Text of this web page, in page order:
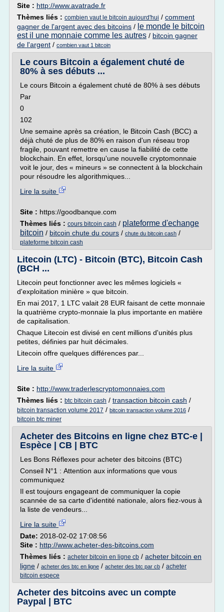
Site : http://www.avatrade.fr
Thèmes liés : combien vaut le bitcoin aujourd'hui / comment
gagner de l'argent avec des bitcoins / le monde le bitcoin
est il une monnaie comme les autres / bitcoin gagner
de l'argent / combien vaut 1 bitcoin
Le cours Bitcoin a également chuté de
80% à ses débuts ...
Le cours Bitcoin a également chuté de 80% à ses débuts
Par
0
102
Une semaine après sa création, le Bitcoin Cash (BCC) a
déjà chuté de plus de 80% en raison d'un réseau trop
fragile, pouvant remettre en cause la fiabilité de cette
blockchain. En effet, lorsqu'une nouvelle cryptomonnaie
voit le jour, des « mineurs » se connectent à la blockchain
pour résoudre les algorithmiques...
Lire la suite
Site : https://goodbanque.com
Thèmes liés : cours bitcoin cash / plateforme d'echange
bitcoin / bitcoin chute du cours / chute du bitcoin cash /
plateforme bitcoin cash
Litecoin (LTC) - Bitcoin (BTC), Bitcoin Cash
(BCH ...
Litecoin peut fonctionner avec les mêmes logiciels «
d'exploitation minière » que bitcoin.
En mai 2017, 1 LTC valait 28 EUR faisant de cette monnaie
la quatrième crypto-monnaie la plus importante en matière
de capitalisation.
Chaque Litecoin est divisé en cent millions d'unités plus
petites, définies par huit décimales.
Litecoin offre quelques différences par...
Lire la suite
Site : http://www.traderlescryptomonnaies.com
Thèmes liés : btc bitcoin cash / transaction bitcoin cash /
bitcoin transaction volume 2017 / bitcoin transaction volume 2016 /
bitcoin btc miner
Acheter des Bitcoins en ligne chez BTC-e |
Espèce | CB | BTC
Les Bons Réflexes pour acheter des bitcoins (BTC)
Conseil N°1 : Attention aux informations que vous
communiquez
Il est toujours engageant de communiquer la copie
scannée de sa carte d'identité nationale, alors fiez-vous à
la liste de vendeurs...
Lire la suite
Date: 2018-02-02 17:08:56
Site : http://www.acheter-des-bitcoins.com
Thèmes liés : acheter bitcoin en ligne cb / acheter bitcoin en
ligne / acheter des btc en ligne / acheter des btc par cb / acheter
bitcoin espece
Acheter des bitcoins avec un compte
Paypal | BTC